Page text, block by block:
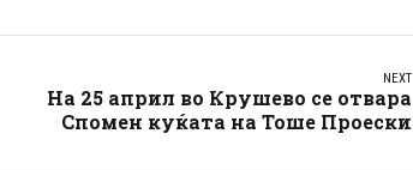
NEXT
На 25 април во Крушево се отвара
Спомен куќата на Тоше Проески